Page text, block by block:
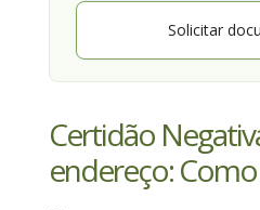
Solicitar
Certidão
endereço: